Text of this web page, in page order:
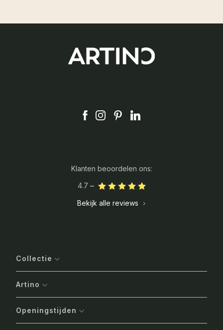
Klanten beoordelen ons:
4.7
Bekijk alle reviews
Collectie
Artino
Openingstijden